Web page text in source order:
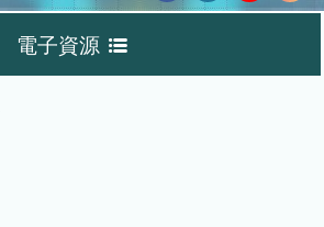
Facebook
Wordpress
電子資源